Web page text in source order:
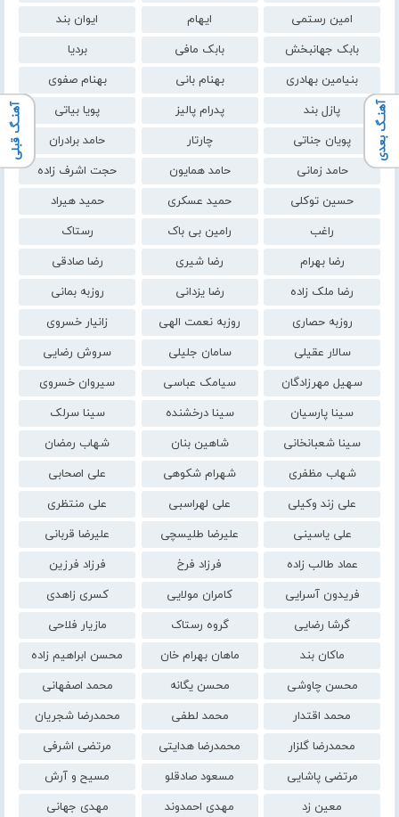
امین رستمی
ایهام
ایوان بند
بابک جهانبخش
بابک مافی
بردیا
بنیامین بهادری
بهنام بانی
بهنام صفوی
پازل بند
پدرام پالیز
پویا بیاتی
پویان جناتی
چارتار
حامد برادران
حامد زمانی
حامد همایون
حجت اشرف زاده
حسین توکلی
حمید عسکری
حمید هیراد
راغب
رامین بی باک
رستاک
رضا بهرام
رضا شیری
رضا صادقی
رضا ملک زاده
رضا یزدانی
روزبه بمانی
روزبه حصاری
روزبه نعمت الهی
زانیار خسروی
سالار عقیلی
سامان جلیلی
سروش رضایی
سهیل مهرزادگان
سیامک عباسی
سیروان خسروی
سینا پارسیان
سینا درخشنده
سینا سرلک
سینا شعبانخانی
شاهین بنان
شهاب رمضان
شهاب مظفری
شهرام شکوهی
علی اصحابی
علی زند وکیلی
علی لهراسبی
علی منتظری
علی یاسینی
علیرضا طلیسچی
علیرضا قربانی
عماد طالب زاده
فرزاد فرخ
فرزاد فرزین
فریدون آسرایی
کامران مولایی
کسری زاهدی
گرشا رضایی
گروه رستاک
مازیار فلاحی
ماکان بند
ماهان بهرام خان
محسن ابراهیم زاده
محسن چاوشی
محسن یگانه
محمد اصفهانی
محمد اقتدار
محمد لطفی
محمدرضا شجریان
محمدرضا گلزار
محمدرضا هدایتی
مرتضی اشرفی
مرتضی پاشایی
مسعود صادقلو
مسیح و آرش
معین زد
مهدی احمدوند
مهدی جهانی
آهنـگ بعدی آهنـگ قبلی